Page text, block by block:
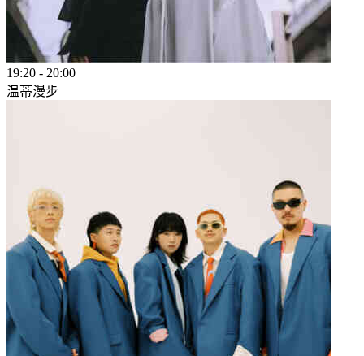
19:20 - 20:00
温蒂漫步